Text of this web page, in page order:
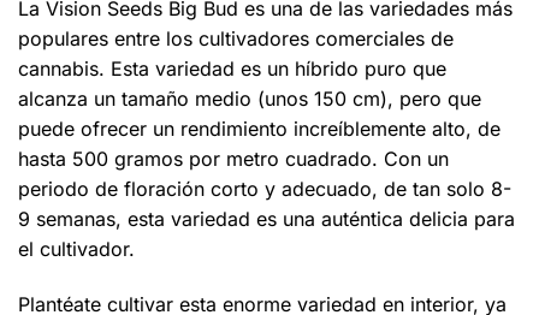
La Vision Seeds Big Bud es una de las variedades más
populares entre los cultivadores comerciales de
cannabis. Esta variedad es un híbrido puro que
alcanza un tamaño medio (unos 150 cm), pero que
puede ofrecer un rendimiento increíblemente alto, de
hasta 500 gramos por metro cuadrado. Con un
periodo de floración corto y adecuado, de tan solo 8-
9 semanas, esta variedad es una auténtica delicia para
el cultivador.
Plantéate cultivar esta enorme variedad en interior, ya